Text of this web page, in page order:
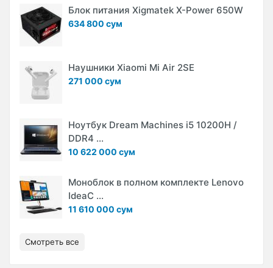
Блок питания Xigmatek X-Power 650W
634 800 сум
Наушники Xiaomi Mi Air 2SE
271 000 сум
Ноутбук Dream Machines i5 10200H /
DDR4 ...
10 622 000 сум
Моноблок в полном комплекте Lenovo
IdeaC ...
11 610 000 сум
Смотреть все